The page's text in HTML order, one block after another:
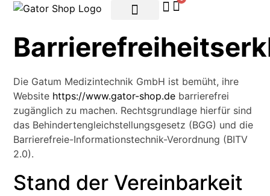
Die Gatum Medizintechnik GmbH ist bemüht, ihre
Website https://www.gator-shop.de barrierefrei
zugänglich zu machen. Rechtsgrundlage hierfür sind
das Behindertengleichstellungsgesetz (BGG) und die
Barrierefreie-Informationstechnik-Verordnung (BITV
2.0).
Stand der Vereinbarkeit